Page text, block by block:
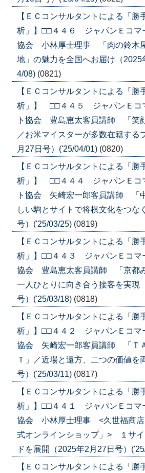
【ＥＣコンサルタントによる「勝
析」】□□４４６ ジャパンＥコマ
協会 小林厚士理事 「肉の鈴木
地」の魅力を全国へお届け（2025
4/08) (0821)
【ＥＣコンサルタントによる「勝
析」】 □□４４５ ジャパンＥコ
ト協会 豊島恵太客員講師 「笑顔
／お米マイスターが多数在籍する
月27日号）('25/04/01) (0820)
【ＥＣコンサルタントによる「勝
析」】 □□４４４ ジャパンＥコ
ト協会 矢崎宏一郎客員講師 「
しい駒とサイトで将棋文化をつな
号）('25/03/25) (0819)
【ＥＣコンサルタントによる「勝
析」】□□４４３ ジャパンＥコマ
協会 豊島恵太客員講師 「京都
一人ひとりに向き合う接客を実現
号）('25/03/18) (0818)
【ＥＣコンサルタントによる「勝
析」】□□４４２ ジャパンＥコマ
協会 矢崎宏一郎客員講師 「Ｔ
Ｔ」／近場と遠方、二つの価値を
号）('25/03/11) (0817)
【ＥＣコンサルタントによる「勝
析」】□□４４１ ジャパンＥコマ
協会 小林厚士理事 <久世福商店
式オンラインショップ」> １サ
ドを展開（2025年2月27日号）
【ＥＣコンサルタントによる「勝